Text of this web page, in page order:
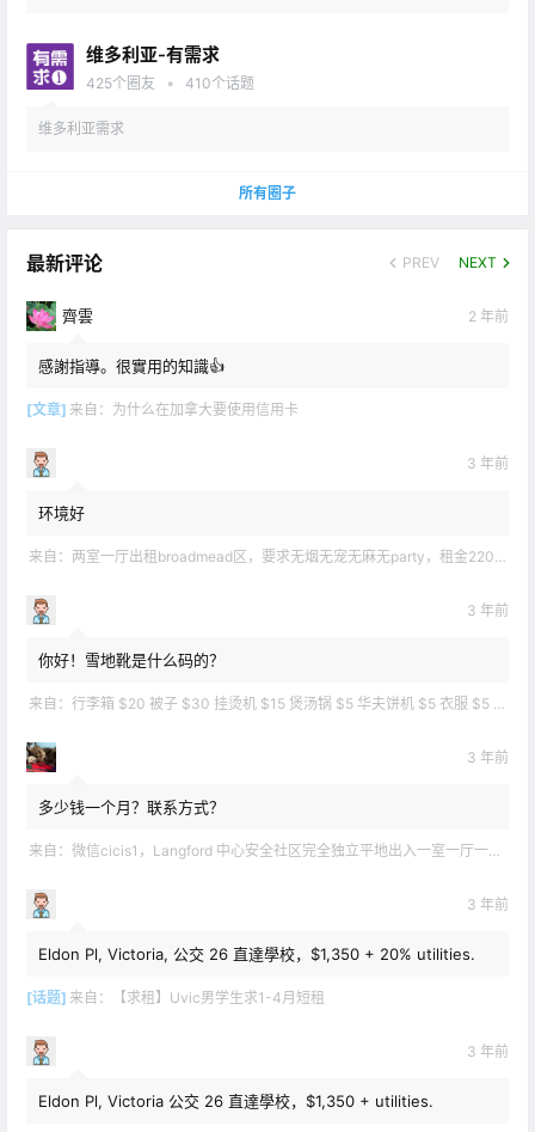
维多利亚-有需求
425个圈友 • 410个话题
维多利亚需求
所有圈子
最新评论 PREV NEXT
齊雲 2 年前
感謝指導。很實用的知識👍
[文章] 来自： 为什么在加拿大要使用信用卡
3 年前
环境好
来自： 两室一厅出租broadmead区，要求无烟无宠无麻无party，租金2200不包水电有意短信联系2508858496
3 年前
你好！雪地靴是什么码的？
来自： 行李箱 $20 被子 $30 挂烫机 $15 煲汤锅 $5 华夫饼机 $5 衣服 $5 雪地靴 $10 滑雪手套 $10 宜家衣物收纳 .
3 年前
多少钱一个月？联系方式？
来自： 微信cicis1，Langford 中心安全社区完全独立平地出入一室一厅一书房步行5分钟到公车站和商业圈 有后花园和.
3 年前
Eldon Pl, Victoria, 公交 26 直達學校，$1,350 + 20% utilities.
[话题] 来自： 【求租】Uvic男学生求1-4月短租
3 年前
Eldon Pl, Victoria 公交 26 直達學校，$1,350 + utilities.